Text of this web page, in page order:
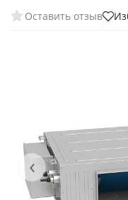
Оставить отзыв
‹